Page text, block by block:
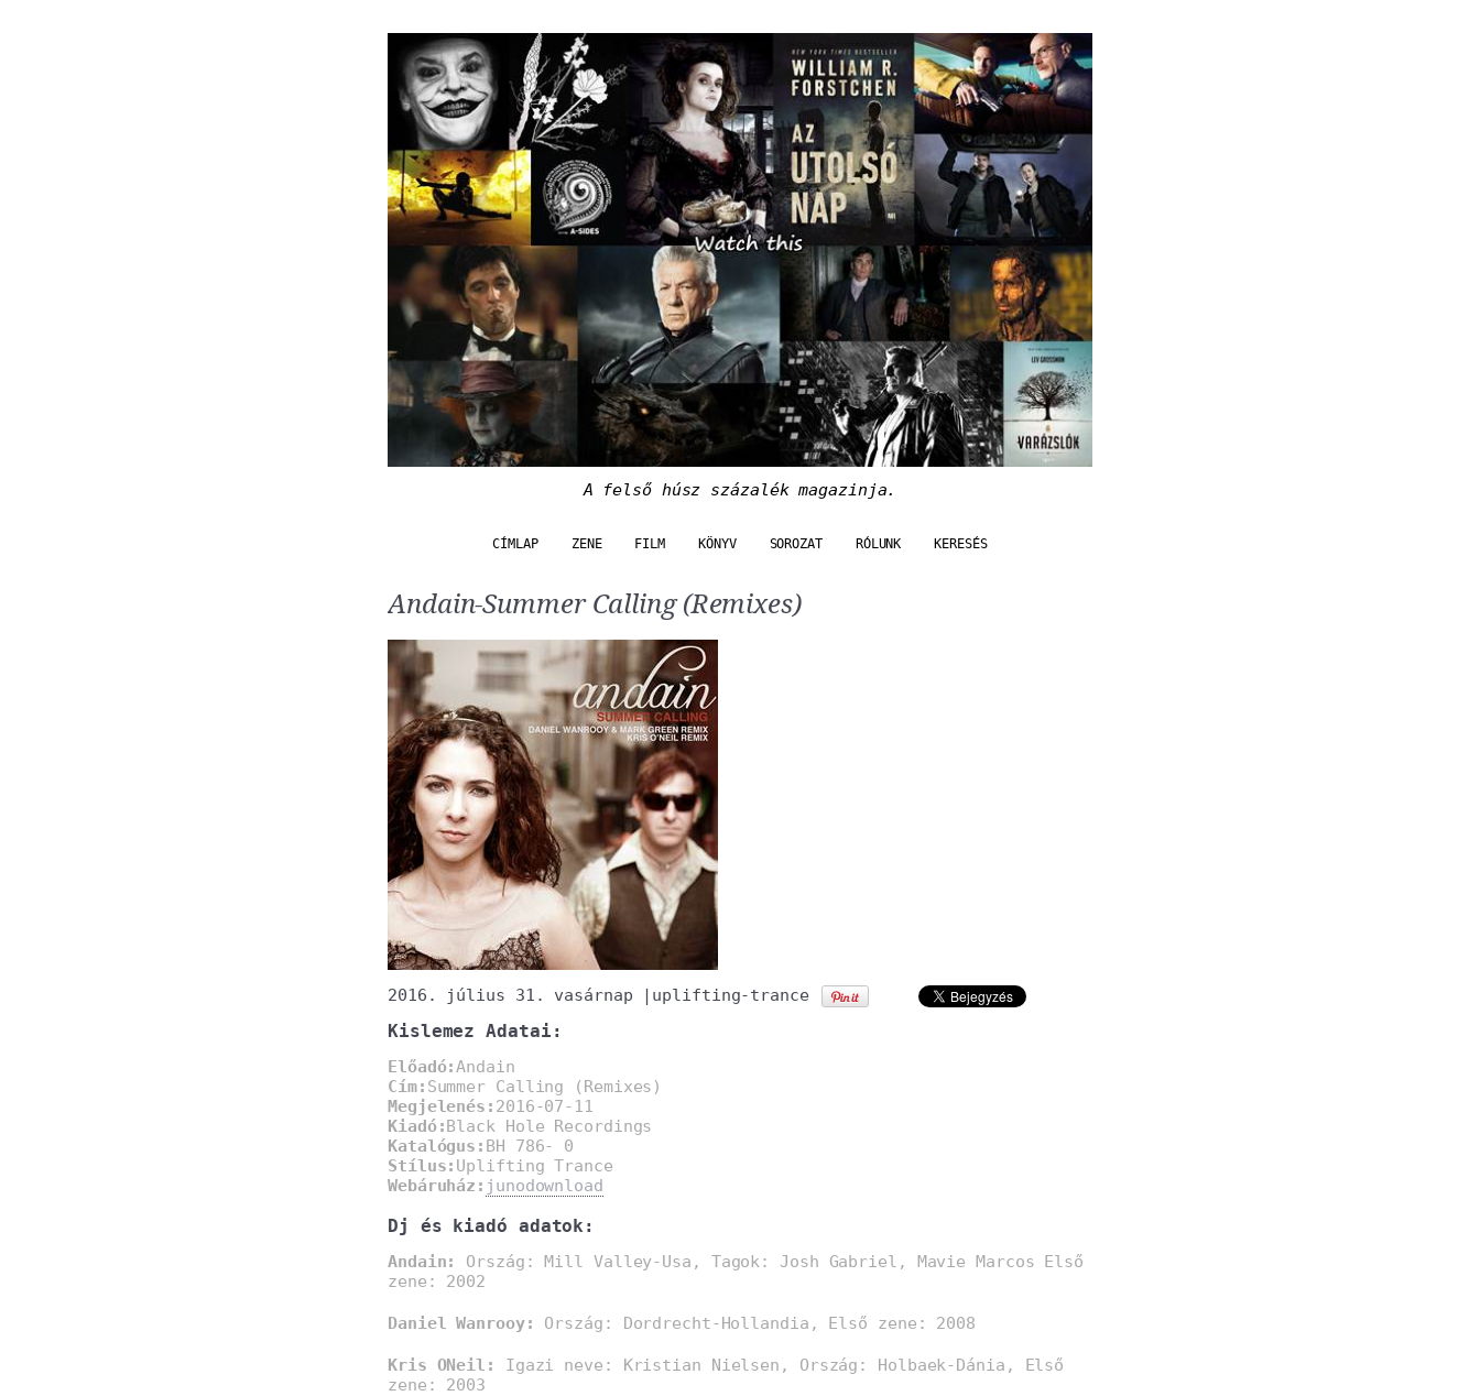
A felső húsz százalék magazinja.
CÍMLAP ZENE FILM KÖNYV SOROZAT RÓLUNK KERESÉS
Andain-Summer Calling (Remixes)
2016. július 31. vasárnap | uplifting-trance
Kislemez Adatai:
Előadó:Andain
Cím: Summer Calling (Remixes)
Megjelenés: 2016-07-11
Kiadó:Black Hole Recordings
Katalógus: BH 786- 0
Stílus: Uplifting Trance
Webáruház: junodownload
Dj és kiadó adatok:
Andain:
Ország: Mill Valley-Usa, Tagok: Josh Gabriel, Mavie Marcos Első
zene: 2002
Daniel Wanrooy: Ország: Dordrecht-Hollandia, Első zene: 2008
Kris ONeil:
Igazi neve: Kristian Nielsen, Ország: Holbaek-Dánia, Első
zene: 2003